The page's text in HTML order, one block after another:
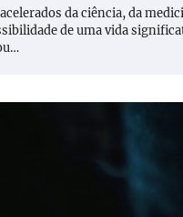
da ciência, da
de uma vida